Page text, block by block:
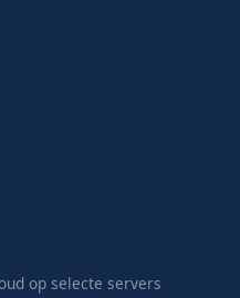
op selecte servers